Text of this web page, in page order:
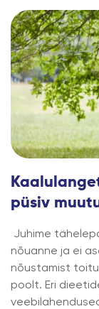
püsiv
Juhime
nõuanne ja ei
nõustamist
poolt. Eri